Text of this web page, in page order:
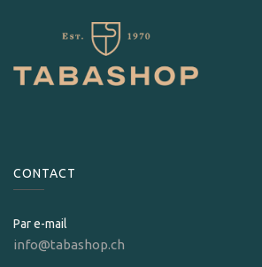
CONTACT
Par e-mail
info@tabashop.ch